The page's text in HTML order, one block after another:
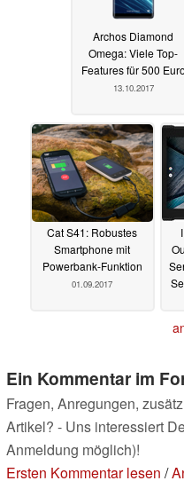
Archos Diamond
Omega: Viele Top-
Features für 500
13.10.2017
Cat S41: Robustes
Smartphone mit
Powerbank-Funktion
01.09.2017
Ein Kommentar im
Fragen, Anregungen,
Artikel? - Uns interessiert
Anmeldung möglich)!
Ersten Kommentar lesen /